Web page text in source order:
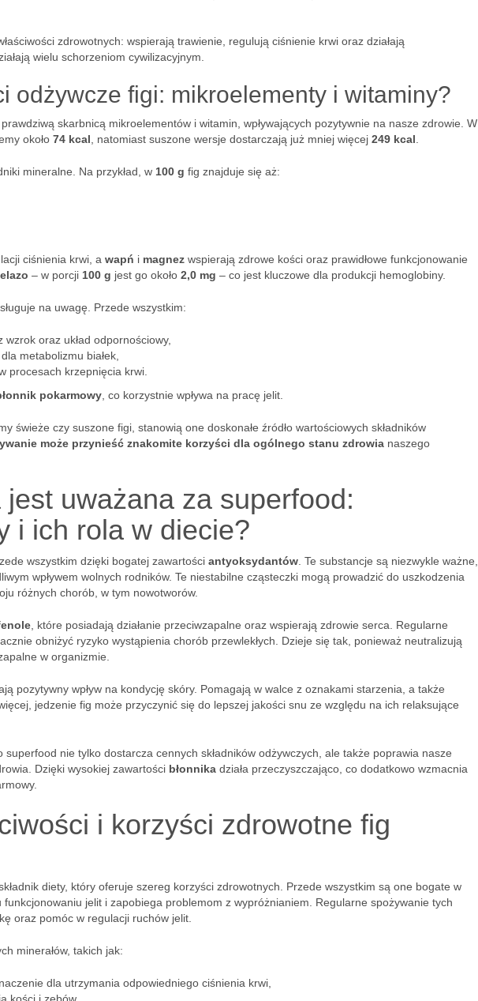
zdrowotnych: wspierają trawienie, regulują ciśnienie krwi oraz działają
wielu schorzeniom cywilizacyjnym.
odżywcze figi: mikroelementy i witaminy?
skarbnicą mikroelementów i witamin, wpływających pozytywnie na nasze zdrowie. W
około 74 kcal , natomiast suszone wersje dostarczają już mniej więcej 249 kcal
mineralne. Na przykład, w 100 g fig znajduje się aż:
ciśnienia krwi, a wapń i magnez wspierają zdrowe kości oraz prawidłowe funkcjonowanie
– w porcji 100 g jest go około 2,0 mg – co jest kluczowe dla produkcji hemoglobiny.
na uwagę. Przede wszystkim:
wzrok oraz układ odpornościowy,
metabolizmu białek,
procesach krzepnięcia krwi.
pokarmowy , co korzystnie wpływa na pracę jelit.
świeże czy suszone figi, stanowią one doskonałe źródło wartościowych składników
może przynieść znakomite korzyści dla ogólnego stanu zdrowia naszego
uważana za superfood:
i ich rola w diecie?
wszystkim dzięki bogatej zawartości antyoksydantów . Te substancje są niezwykle ważne,
wpływem wolnych rodników. Te niestabilne cząsteczki mogą prowadzić do uszkodzenia
różnych chorób, w tym nowotworów.
, które posiadają działanie przeciwzapalne oraz wspierają zdrowie serca. Regularne
obniżyć ryzyko wystąpienia chorób przewlekłych. Dzieje się tak, ponieważ neutralizują
w organizmie.
pozytywny wpływ na kondycję skóry. Pomagają w walce z oznakami starzenia, a także
jedzenie fig może przyczynić się do lepszej jakości snu ze względu na ich relaksujące
nie tylko dostarcza cennych składników odżywczych, ale także poprawia nasze
Dzięki wysokiej zawartości błonnika działa przeczyszczająco, co dodatkowo wzmacnia
i korzyści zdrowotne fig
diety, który oferuje szereg korzyści zdrowotnych. Przede wszystkim są one bogate w
funkcjonowaniu jelit i zapobiega problemom z wypróżnianiem. Regularne spożywanie tych
oraz pomóc w regulacji ruchów jelit.
minerałów, takich jak:
dla utrzymania odpowiedniego ciśnienia krwi,